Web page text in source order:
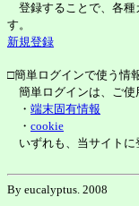
登録することで、各種
す。
新規登録
□簡単ログインで使う情
簡単ログインは、ご使
・ 端末固有情報
・ cookie
いずれも、当サイトに
By eucalyptus. 2008